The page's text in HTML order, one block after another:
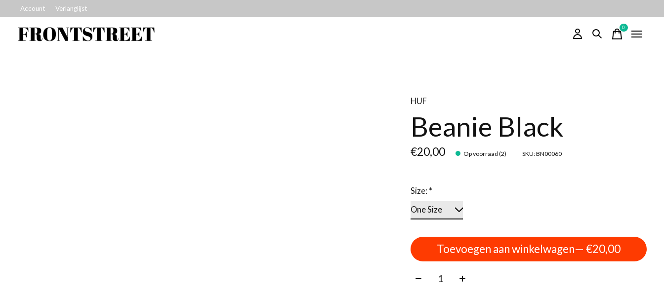
Account Verlanglijst
0items
HUF
Beanie Black
€20,00 Op voorraad (2) SKU: BN00060
Size: *
Toevoegen aan winkelwagen
— €20,00
Aantal: